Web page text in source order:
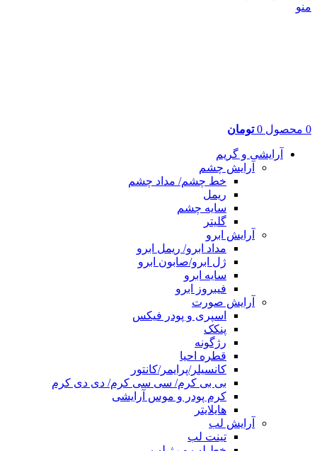
منو
0 محصول 0 تومان
آرایشی و گریم
آرایش چشم
خط چشم/ مداد چشم
ریمل
سایه چشم
گلیتر
آرایش ابرو
مداد ابرو/ ریمل ابرو
ژل ابرو/صابون ابرو
سایه ابرو
فیبروز ابرو
آرایش صورت
اسپری و پودر فیکس
پنکک
رژگونه
قطره احیا
کانسیلر/پرایمر/کانتور
بی بی کرم/ سی سی کرم/ دی دی کرم
کرم پودر و موس آرایشی
هایلایتر
آرایش لب
تینت لب